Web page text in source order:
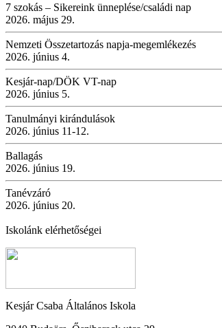
7 szokás – Sikereink ünneplése/családi nap
2026. május 29.
Nemzeti Összetartozás napja-megemlékezés
2026. június 4.
Kesjár-nap/DÖK VT-nap
2026. június 5.
Tanulmányi kirándulások
2026. június 11-12.
Ballagás
2026. június 19.
Tanévzáró
2026. június 20.
Iskolánk elérhetőségei
Kesjár Csaba Általános Iskola